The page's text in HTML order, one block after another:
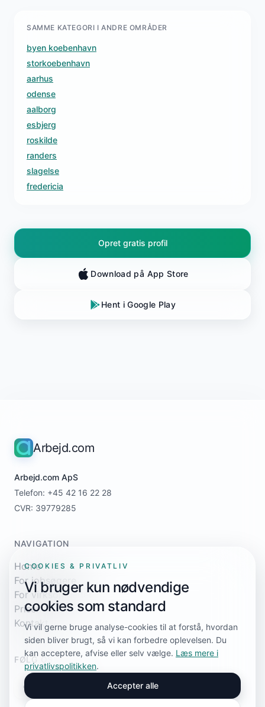
SAMME KATEGORI I ANDRE OMRÅDER
byen koebenhavn
storkoebenhavn
aarhus
odense
aalborg
esbjerg
roskilde
randers
slagelse
fredericia
Opret gratis profil
Download på App Store
Hent i Google Play
Arbejd.com
Arbejd.com ApS
Telefon: +45 42 16 22 28
CVR: 39779285
NAVIGATION
Home
For jobsøgere
For virksomheder
Priser
Kontakt
FØLG OS
COOKIES & PRIVATLIV
Vi bruger kun nødvendige
cookies som standard
Vi vil gerne bruge analyse-cookies til at forstå, hvordan
siden bliver brugt, så vi kan forbedre oplevelsen. Du
kan acceptere, afvise eller selv vælge. Læs mere i
privatlivspolitikken.
Accepter alle